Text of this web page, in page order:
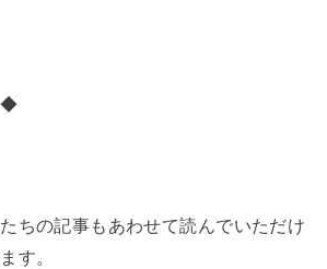
ちの記事もあわせて読んでいただけ
す。